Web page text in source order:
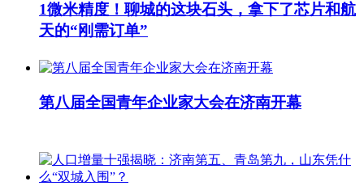
1微米精度！聊城的这块石头，拿下了芯片和航
天的“刚需订单”
第八届全国青年企业家大会在济南开幕